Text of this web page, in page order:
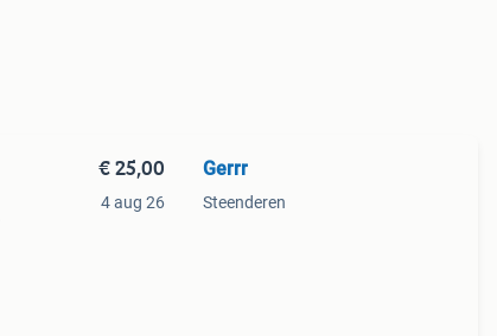
€ 25,00
4 aug 26
Gerrr
Steenderen